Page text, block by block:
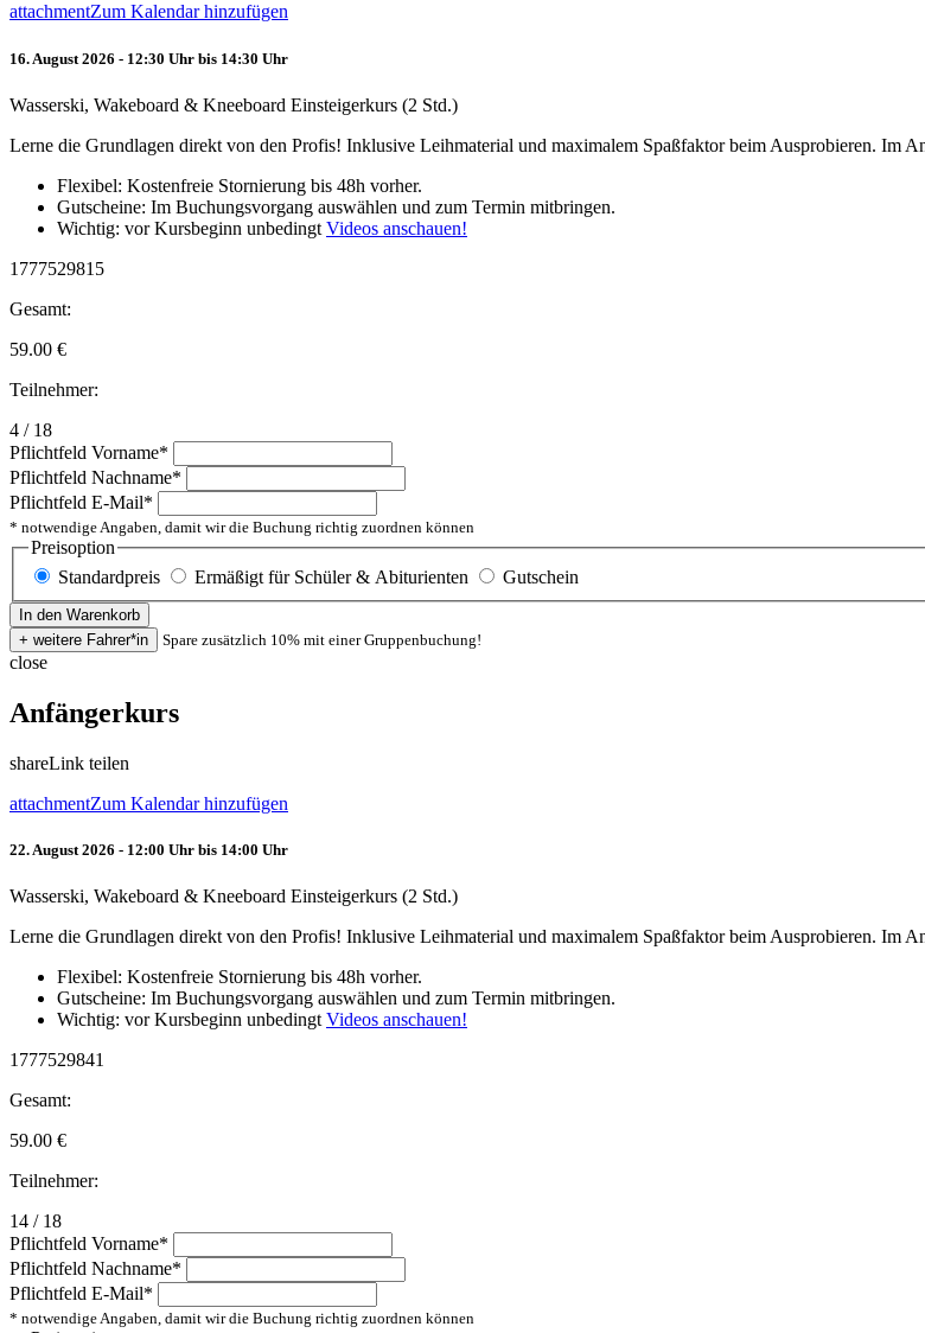
attachmentZum Kalendar hinzufügen
16. August 2026 - 12:30 Uhr bis 14:30 Uhr
Wasserski, Wakeboard & Kneeboard Einsteigerkurs (2 Std.)
Lerne die Grundlagen direkt von den Profis! Inklusive Leihmaterial und maximalem Spaßfaktor beim Ausprobieren. Im
Flexibel: Kostenfreie Stornierung bis 48h vorher.
Gutscheine: Im Buchungsvorgang auswählen und zum Termin mitbringen.
Wichtig: vor Kursbeginn unbedingt Videos anschauen!
1777529815
Gesamt:
59.00 €
Teilnehmer:
4 / 18
Pflichtfeld Vorname*
Pflichtfeld Nachname*
Pflichtfeld E-Mail*
* notwendige Angaben, damit wir die Buchung richtig zuordnen können
Preisoption
Standardpreis
Ermäßigt für Schüler & Abiturienten Gutschein
Spare zusätzlich 10% mit einer Gruppenbuchung!
close
Anfängerkurs
shareLink teilen
attachmentZum Kalendar hinzufügen
22. August 2026 - 12:00 Uhr bis 14:00 Uhr
Wasserski, Wakeboard & Kneeboard Einsteigerkurs (2 Std.)
Lerne die Grundlagen direkt von den Profis! Inklusive Leihmaterial und maximalem Spaßfaktor beim Ausprobieren. Im
Flexibel: Kostenfreie Stornierung bis 48h vorher.
Gutscheine: Im Buchungsvorgang auswählen und zum Termin mitbringen.
Wichtig: vor Kursbeginn unbedingtVideos anschauen!
1777529841
Gesamt:
59.00 €
Teilnehmer:
14 / 18
Pflichtfeld Vorname*
Pflichtfeld Nachname*
Pflichtfeld E-Mail*
* notwendige Angaben, damit wir die Buchung richtig zuordnen können